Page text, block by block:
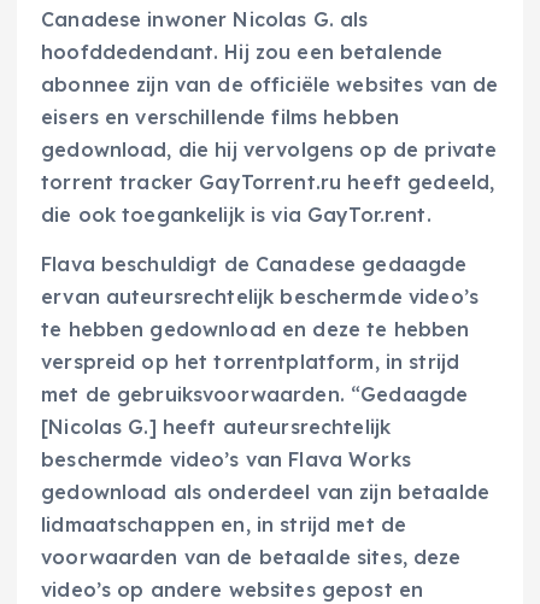
Canadese inwoner Nicolas G. als
hoofddedendant. Hij zou een betalende
abonnee zijn van de officiële websites van de
eisers en verschillende films hebben
gedownload, die hij vervolgens op de private
torrent tracker GayTorrent.ru heeft gedeeld,
die ook toegankelijk is via GayTor.rent.
Flava beschuldigt de Canadese gedaagde
ervan auteursrechtelijk beschermde video’s
te hebben gedownload en deze te hebben
verspreid op het torrentplatform, in strijd
met de gebruiksvoorwaarden. “Gedaagde
[Nicolas G.] heeft auteursrechtelijk
beschermde video’s van Flava Works
gedownload als onderdeel van zijn betaalde
lidmaatschappen en, in strijd met de
voorwaarden van de betaalde sites, deze
video’s op andere websites gepost en